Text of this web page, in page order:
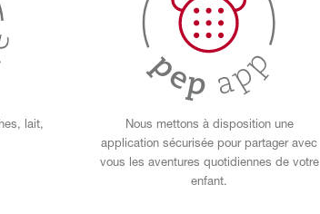
lait,
Nous mettons à disposition une
application sécurisée pour partager avec
vous les aventures quotidiennes de votre
enfant.